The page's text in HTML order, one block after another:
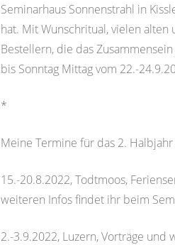
Seminarhaus Sonnenstrahl in
hat. Mit Wunschritual, vielen
Bestellern, die das
bis Sonntag Mittag vom 22.-
*
Meine Termine für das 2.
15.-20.8.2022, Todtmoos,
weiteren Infos findet ihr beim
2.-3.9.2022, Luzern, Vorträge und